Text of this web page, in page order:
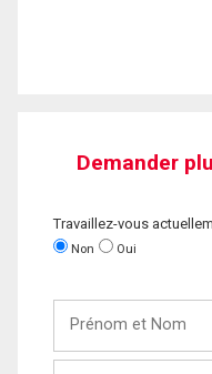
Demander
Travaillez-vous
Non Oui
Nom